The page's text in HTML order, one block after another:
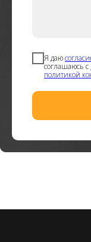
Я даю
соглашаюсь с
политикой